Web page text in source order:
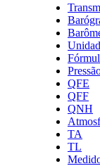
QFE
QFF
QNH
TA
TL